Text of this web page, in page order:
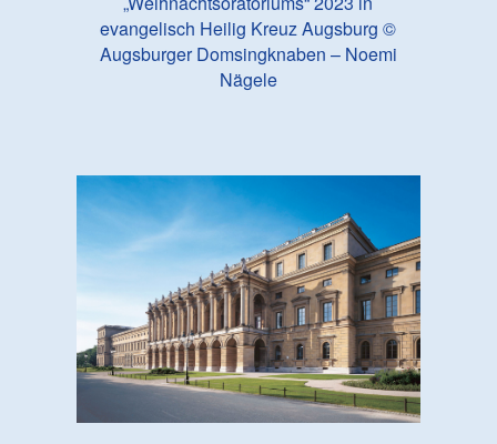
evangelisch Heilig Kreuz Augsburg ©
Augsburger Domsingknaben – Noemi
Nägele